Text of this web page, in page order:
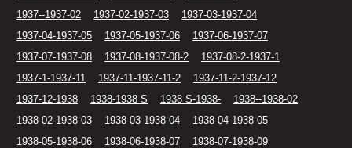
1937--1937-02
1937-02-1937-03
1937-03-1937-04
1937-04-1937-05
1937-05-1937-06
1937-06-1937-07
1937-07-1937-08
1937-08-1937-08-2
1937-08-2-1937-1
1937-1-1937-11
1937-11-1937-11-2
1937-11-2-1937-12
1937-12-1938
1938-1938 S 1938 S-1938-
1938--1938-02
1938-02-1938-03
1938-03-1938-04
1938-04-1938-05
1938-05-1938-06
1938-06-1938-07
1938-07-1938-09